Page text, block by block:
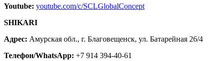
Youtube: youtube.com/c/SCLGlobalConcept
SHIKARI
Адрес: Амурская обл., г. Благовещенск, ул. Батарейная 26/4
Телефон/WhatsApp: +7 914 394-40-61